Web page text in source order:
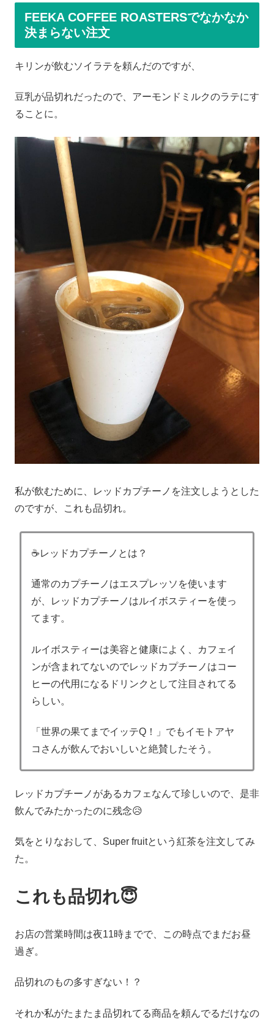
FEEKA COFFEE ROASTERSでなかなか
決まらない注文
キリンが飲むソイラテを頼んだのですが、
豆乳が品切れだったので、アーモンドミルクのラテにす
ることに。
私が飲むために、レッドカプチーノを注文しようとした
のですが、これも品切れ。
☕レッドカプチーノとは？
通常のカプチーノはエスプレッソを使います
が、レッドカプチーノはルイボスティーを使っ
てます。
ルイボスティーは美容と健康によく、カフェイ
ンが含まれてないのでレッドカプチーノはコー
ヒーの代用になるドリンクとして注目されてる
らしい。
「世界の果てまでイッテQ！」でもイモトアヤ
コさんが飲んでおいしいと絶賛したそう。
レッドカプチーノがあるカフェなんて珍しいので、是非
飲んでみたかったのに残念😥
気をとりなおして、Super fruitという紅茶を注文してみ
た。
これも品切れ😇
お店の営業時間は夜11時までで、この時点でまだお昼
過ぎ。
品切れのもの多すぎない！？
それか私がたまたま品切れてる商品を頼んでるだけなの